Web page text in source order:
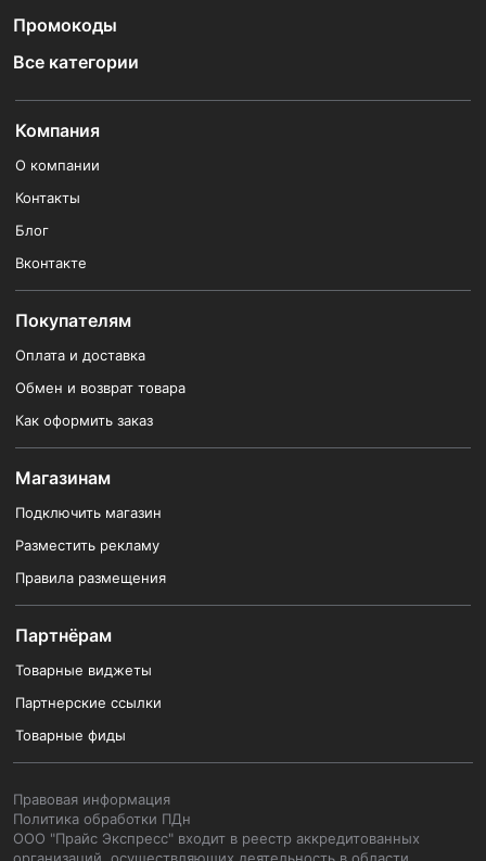
Промокоды
Все категории
Компания
О компании
Контакты
Блог
Вконтакте
Покупателям
Оплата и доставка
Обмен и возврат товара
Как оформить заказ
Магазинам
Подключить магазин
Разместить рекламу
Правила размещения
Партнёрам
Товарные виджеты
Партнерские ссылки
Товарные фиды
Правовая информация
Политика обработки ПДн
ООО "Прайс Экспресс" входит в реестр аккредитованных